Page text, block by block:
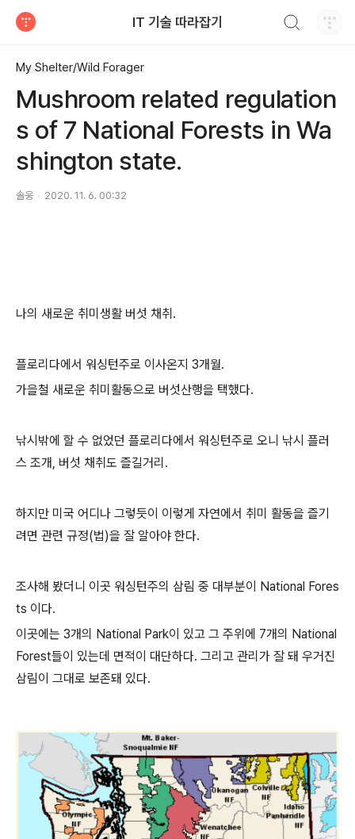
IT 기술 따라잡기
My Shelter/Wild Forager
Mushroom related regulation
s of 7 National Forests in Wa
shington state.
솔웅 2020. 11. 6. 00:32
나의 새로운 취미생활 버섯 채취.
플로리다에서 워싱턴주로 이사온지 3개월.
가을철 새로운 취미활동으로 버섯산행을 택했다.
낚시밖에 할 수 없었던 플로리다에서 워싱턴주로 오니 낚시 플러
스 조개, 버섯 채취도 즐길거리.
하지만 미국 어디나 그렇듯이 이렇게 자연에서 취미 활동을 즐기
려면 관련 규정(법)을 잘 알아야 한다.
조사해 봤더니 이곳 워싱턴주의 삼림 중 대부분이 National Fores
ts 이다.
이곳에는 3개의 National Park이 있고 그 주위에 7개의 National
Forest들이 있는데 면적이 대단하다. 그리고 관리가 잘 돼 우거진
삼림이 그대로 보존돼 있다.